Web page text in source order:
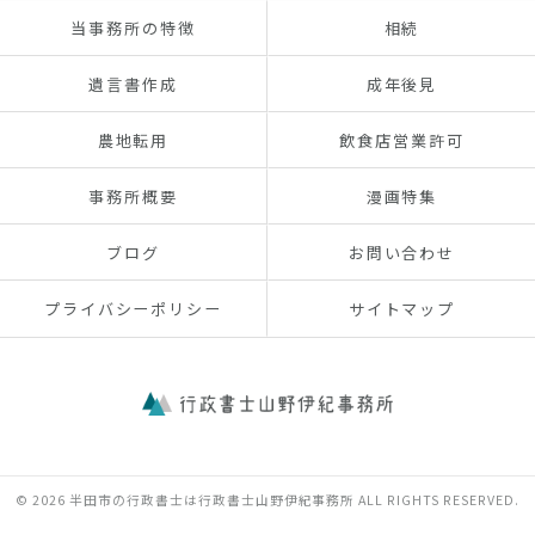
当事務所の特徴 相続
遺言書作成 成年後見
農地転用 飲食店営業許可
事務所概要 漫画特集
ブログ お問い合わせ
プライバシーポリシー サイトマップ
© 2026 半田市の行政書士は行政書士山野伊紀事務所 ALL RIGHTS RESERVED.